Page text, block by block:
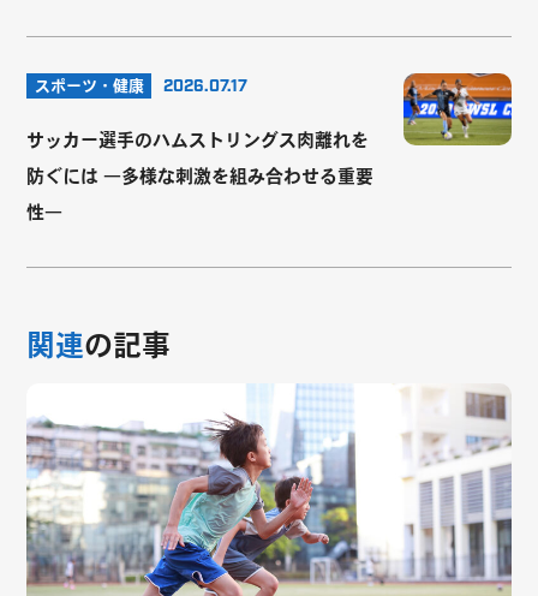
スポーツ・健康 2026.07.17
サッカー選手のハムストリングス肉離れを
防ぐには ―多様な刺激を組み合わせる重要
性―
関連の記事